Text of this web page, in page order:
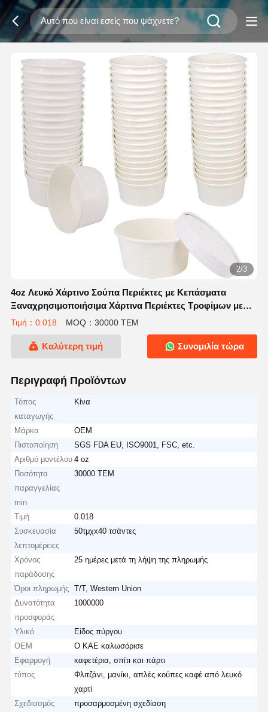
2/3
4oz Λευκό Χάρτινο Σούπα Περιέκτες με Κεπάσματα
Ξαναχρησιμοποιήσιμα Χάρτινα Περιέκτες Τροφίμων με
Κεπάσματα Kraft Παγωτό Κέικ Δέσπερ Κούπες Σούπα
Τιμή：0.018 MOQ：30000 ΤΕΜ
Καλύτερη τιμή Συνομιλία τώρα
Περιγραφή Προϊόντων
Τόπος
καταγωγής
Κίνα
Μάρκα
OEM
Πιστοποίηση
SGS FDA EU, ISO9001, FSC, etc.
Αριθμό μοντέλου 4 oz
Ποσότητα
παραγγελίας
min
30000 ΤΕΜ
Τιμή
0.018
Συσκευασία
λεπτομέρειες
50τμχx40 τσάντες
Χρόνος
παράδοσης
25 ημέρες μετά τη λήψη της πληρωμής
Όροι πληρωμής
T/T, Western Union
Δυνατότητα
προσφοράς
1000000
Υλικό
Είδος πύργου
OEM
Ο ΚΑΕ καλωσόρισε
Εφαρμογή
καφετέρια, σπίτι και πάρτι
τύπος
Φλιτζάνι, μανίκι, απλές κούπες καφέ από λευκό
χαρτί
Σχεδιασμός
προσαρμοσμένη σχεδίαση